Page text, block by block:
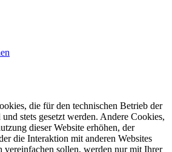
die für den technischen Betrieb der
stets gesetzt werden. Andere Cookies,
dieser Website erhöhen, der
die Interaktion mit anderen Websites
vereinfachen sollen, werden nur mit Ihrer